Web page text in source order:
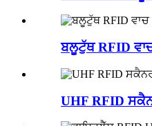
ਬਲੂਟੁੱਥ RFID
UHF RFID